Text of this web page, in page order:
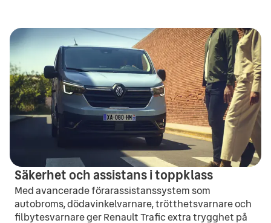
Säkerhet och assistans i toppklass
Med avancerade förarassistanssystem som
autobroms, dödavinkelvarnare, trötthetsvarnare och
filbytesvarnare ger Renault Trafic extra trygghet på